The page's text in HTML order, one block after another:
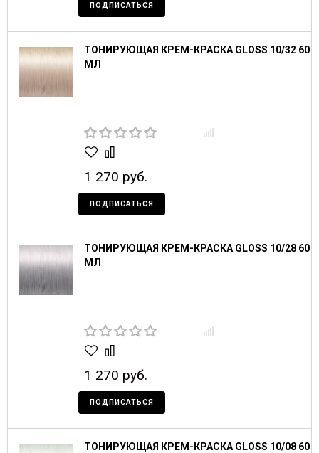
ПОДПИСАТЬСЯ
ТОНИРУЮЩАЯ КРЕМ-КРАСКА GLOSS 10/32 60
МЛ
1 270 руб.
ПОДПИСАТЬСЯ
ТОНИРУЮЩАЯ КРЕМ-КРАСКА GLOSS 10/28 60
МЛ
1 270 руб.
ПОДПИСАТЬСЯ
ТОНИРУЮЩАЯ КРЕМ-КРАСКА GLOSS 10/08 60